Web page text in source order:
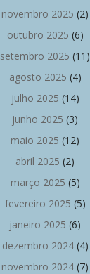
novembro 2025 (2)
outubro 2025 (6)
setembro 2025 (11)
agosto 2025 (4)
julho 2025 (14)
junho 2025 (3)
maio 2025 (12)
abril 2025 (2)
março 2025 (5)
fevereiro 2025 (5)
janeiro 2025 (6)
dezembro 2024(4)
novembro 2024 (7)